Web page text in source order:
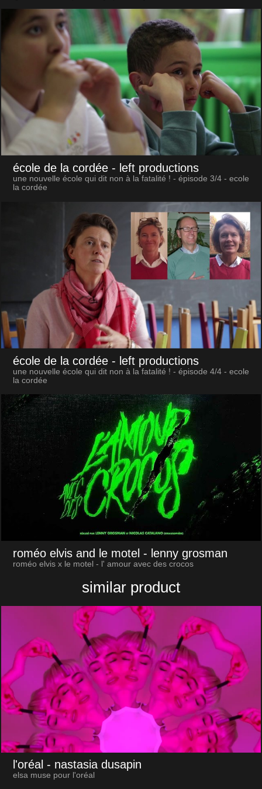
école de la cordée - left productions
une nouvelle école qui dit non à la fatalité ! - épisode 3/4 - ecole
la cordée
école de la cordée - left productions
une nouvelle école qui dit non à la fatalité ! - épisode 4/4 - ecole
la cordée
roméo elvis and le motel - lenny grosman
roméo elvis x le motel - l' amour avec des crocos
similar product
l'oréal - nastasia dusapin
elsa muse pour l'oréal